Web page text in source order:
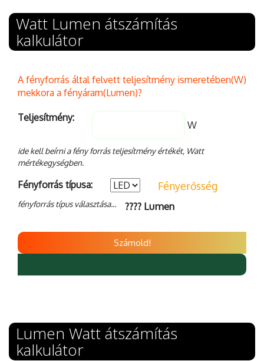
Watt Lumen átszámítás
kalkulátor
A fényforrás által felvett teljesítmény ismeretében(W)
mekkora a fényáram(Lumen)?
Teljesítmény:
W
ide kell beírni a fény forrás teljesítmény értékét, Watt
mértékegységben.
Fényforrás típusa:
fényforrás típus választása...
Fényerősség
???? Lumen
Számold!
Lumen Watt átszámítás
kalkulátor